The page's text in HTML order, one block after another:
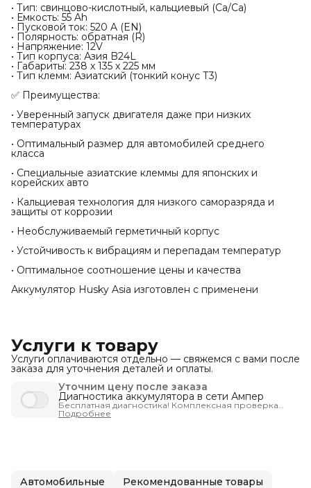
• Тип: свинцово-кислотный, кальциевый (Ca/Ca)
• Емкость: 55 Ah
• Пусковой ток: 520 A (EN)
• Полярность: обратная (R)
• Напряжение: 12V
• Тип корпуса: Азия B24L
• Габариты: 238 x 135 x 225 мм
• Тип клемм: Азиатский (тонкий конус Т3)
✅ Преимущества:
• Уверенный запуск двигателя даже при низких
температурах
• Оптимальный размер для автомобилей среднего
класса
• Специальные азиатские клеммы для японских и
корейских авто
• Кальциевая технология для низкого саморазряда и
защиты от коррозии
• Необслуживаемый герметичный корпус
• Устойчивость к вибрациям и перепадам температур
• Оптимальное соотношение цены и качества
Аккумулятор Husky Asia изготовлен с применени
Услуги к товару
Услуги оплачиваются отдельно — свяжемся с вами после
заказа для уточнения деталей и оплаты.
Уточним цену после заказа
Диагностика аккумулятора в сети Ампер
Бесплатная диагностика! Комплексная проверка
запуска автомобиля - чтобы вы были уверены, что
машина заведётся тогда, когда нужно.
Подробнее
Автомобильные Рекомендованные товары